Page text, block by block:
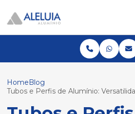
HomeBlog
Tubos e Perfis de Alumínio: